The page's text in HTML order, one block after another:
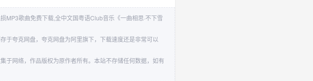
MP3歌曲免费下载,全中文国粤语Club音乐《一曲相思·不下雪
于夸克网盘，夸克网盘为阿里旗下，下载速度还是非常可以
于网络，作品版权为原作者所有。本站不存储任何数据，如有